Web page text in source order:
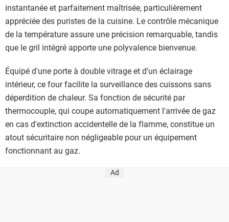
instantanée et parfaitement maîtrisée, particulièrement
appréciée des puristes de la cuisine. Le contrôle mécanique
de la température assure une précision remarquable, tandis
que le gril intégré apporte une polyvalence bienvenue.
Équipé d'une porte à double vitrage et d'un éclairage
intérieur, ce four facilite la surveillance des cuissons sans
déperdition de chaleur. Sa fonction de sécurité par
thermocouple, qui coupe automatiquement l'arrivée de gaz
en cas d'extinction accidentelle de la flamme, constitue un
atout sécuritaire non négligeable pour un équipement
fonctionnant au gaz.
Ad